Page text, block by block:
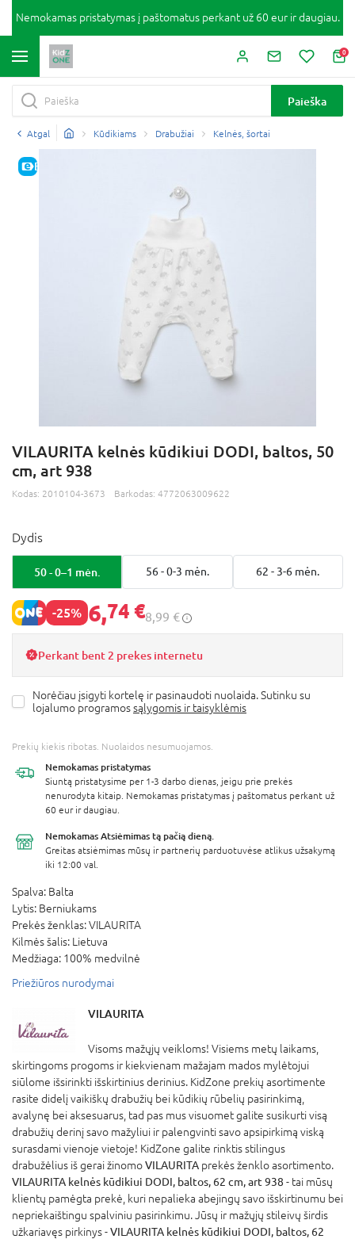
Nemokamas pristatymas į paštomatus perkant už 60 eur ir daugiau.
0
Paieška
Atgal Kūdikiams Drabužiai Kelnės, šortai
E-KAINA
VILAURITA kelnės kūdikiui DODI, baltos, 50
cm, art 938
Kodas: 2010104-3673 Barkodas: 4772063009622
Dydis
50 - 0–1 mėn. 56 - 0-3 mėn. 62 - 3-6 mėn.
-25% 6,74 €8,99 €
Perkant bent 2 prekes internetu
Norėčiau įsigyti kortelę ir pasinaudoti nuolaida. Sutinku su
lojalumo programossąlygomis ir taisyklėmis
Prekių kiekis ribotas. Nuolaidos nesumuojamos.
Nemokamas pristatymas
Siuntą pristatysime per 1-3 darbo dienas, jeigu prie prekės
nenurodyta kitaip. Nemokamas pristatymas į paštomatus perkant už
60 eur ir daugiau.
Nemokamas Atsiėmimas tą pačią dieną.
Greitas atsiėmimas mūsų ir partnerių parduotuvėse atlikus užsakymą
iki 12:00 val.
Spalva: Balta
Lytis: Berniukams
Prekės ženklas:VILAURITA
Kilmės šalis: Lietuva
Medžiaga: 100% medvilnė
Priežiūros nurodymai
VILAURITA
Visoms mažųjų veikloms! Visiems metų laikams,
skirtingoms progoms ir kiekvienam mažajam mados mylėtojui
siūlome išsirinkti išskirtinius derinius. KidZone prekių asortimente
rasite didelį vaikiškų drabužių bei kūdikių rūbelių pasirinkimą,
avalynę bei aksesuarus, tad pas mus visuomet galite susikurti visą
drabužių derinį savo mažyliui ir palengvinti savo apsipirkimą viską
surasdami vienoje vietoje! KidZone galite rinktis stilingus
drabužėlius iš gerai žinomoVILAURITA prekės ženklo asortimento.
VILAURITA kelnės kūdikiui DODI, baltos, 62 cm, art 938 - tai mūsų
klientų pamėgta prekė, kuri nepalieka abejingų savo išskirtinumu bei
nepriekaištingu spalviniu pasirinkimu. Jūsų ir mažųjų stileivų širdis
užkariavęs pirkinys -VILAURITA kelnės kūdikiui DODI, baltos, 62